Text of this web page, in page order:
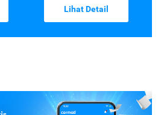
Lihat Detail